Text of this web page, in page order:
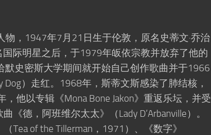
物，1947年7月21日生于伦敦，原名史蒂文·乔治
国际明星之后，于1979年皈依宗教并放弃了他的
史密斯大学期间就开始自己创作歌曲并于1966
）走红。1968年，斯蒂文斯感染了肺结核，
他以专辑《Mona Bone Jakon》重返乐坛，并受
德，阿班维尔太太》（Lady D’Arbanville）。
Tea of the Tillerman，1971）、《数字》